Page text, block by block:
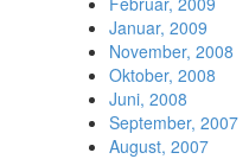
Januar, 2009
November, 2008
Oktober, 2008
Juni, 2008
September, 2007
August, 2007